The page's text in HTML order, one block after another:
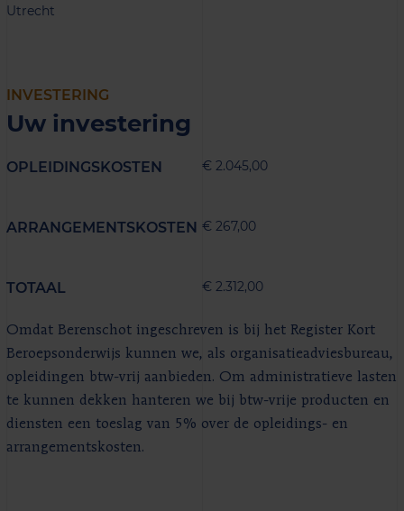
Utrecht
INVESTERING
Uw investering
OPLEIDINGSKOSTEN € 2.045,00
ARRANGEMENTSKOSTEN € 267,00
TOTAAL € 2.312,00
Omdat Berenschot ingeschreven is bij het Register Kort
Beroepsonderwijs kunnen we, als organisatieadviesbureau,
opleidingen btw-vrij aanbieden. Om administratieve lasten
te kunnen dekken hanteren we bij btw-vrije producten en
diensten een toeslag van 5% over de opleidings- en
arrangementskosten.